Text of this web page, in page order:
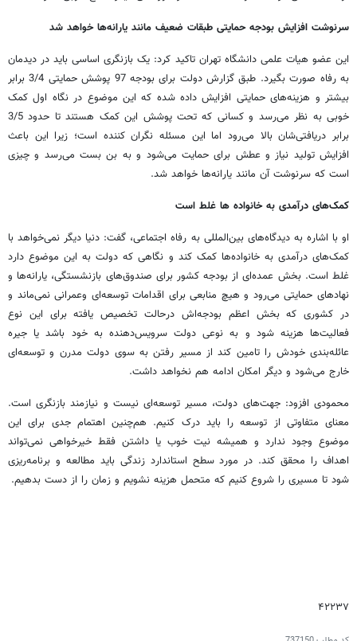
سرنوشت افزایش بودجه حمایتی طبقات ضعیف مانند یارانه‌ها خواهد شد
این عضو هیات علمی دانشگاه تهران تاکید کرد: یک بازنگری اساسی باید در دیدمان
به رفاه صورت بگیرد. طبق گزارش دولت برای بودجه 97 پوشش حمایتی 3/4 برابر
بیشتر و هزینه‌های حمایتی افزایش داده شده که این موضوع در نگاه اول کمک
خوبی به نظر می‌رسد و کسانی که تحت پوشش این کمک هستند تا حدود 3/5
برابر دریافتی‌شان بالا می‌رود اما این مسئله نگران کننده است؛ زیرا این باعث
افزایش تولید نیاز و عطش برای حمایت می‌شود و به بن بست می‌رسد و چیزی
است که سرنوشت آن مانند یارانه‌ها خواهد شد.
کمک‌های درآمدی به خانواده ها غلط است
او با اشاره به دیدگاه‌های بین‌المللی به رفاه اجتماعی، گفت: دنیا دیگر نمی‌خواهد با
کمک‌های درآمدی به خانواده‌ها کمک کند و نگاهی که دولت به این موضوع دارد
غلط است. بخش عمده‌ای از بودجه کشور برای صندوق‌های بازنشستگی، یارانه‌ها و
نهادهای حمایتی می‌رود و هیچ منابعی برای اقدامات توسعه‌ای وعمرانی نمی‌ماند و
در کشوری که بخش اعظم بودجه‌اش درحالت تخصیص‌ یافته برای این نوع
فعالیت‌ها هزینه‌ شود و به نوعی دولت سرویس‌دهنده به خود باشد یا جیره
عائله‌بندی خودش را تامین کند از مسیر رفتن به سوی دولت مدرن و توسعه‌ای
خارج می‌شود و دیگر امکان ادامه هم نخواهد داشت.
محمودی افزود: جهت‌های دولت، مسیر توسعه‌ای نیست و نیازمند بازنگری است.
معنای متفاوتی از توسعه را باید درک کنیم. هم‌چنین اهتمام جدی برای این
موضوع وجود ندارد و همیشه نیت خوب یا داشتن فقط خیرخواهی نمی‌تواند
اهداف را محقق کند. در مورد سطح استاندارد زندگی باید مطالعه و برنامه‌ریزی
شود تا مسیری را شروع کنیم که متحمل هزینه نشویم و زمان را از دست بدهیم.
۴۲۲۳۷